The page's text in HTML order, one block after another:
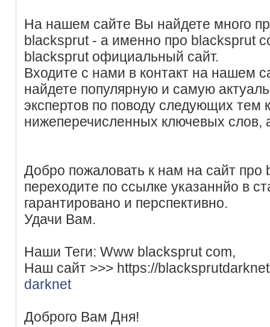
На нашем сайте Вы найдете много
blacksprut - а именно про blacksprut
blacksprut официальный сайт.
Входите с нами в контакт на нашем
найдете популярную и самую
экспертов по поводу следующих тем
нижеперечисленных ключевых слов,
Добро пожаловать к нам на сайт про
переходите по ссылке указаннйо в
гарантировано и перспективно.
Удачи Вам.
Наши Теги: Www blacksprut com,
Наш сайт >>> https://
darknet
Доброго Вам Дня!